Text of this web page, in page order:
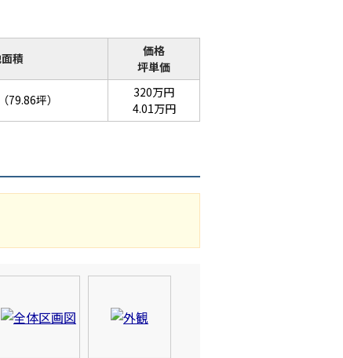
積
価格
坪単価
（79.86坪）
320万円
4.01万円